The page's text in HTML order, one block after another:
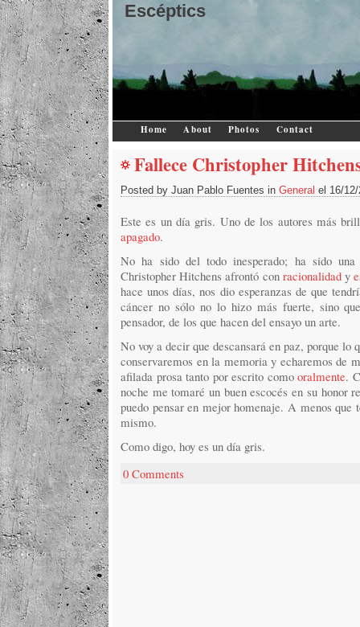
Escéptics
Home About Photos Contact
Fallece Christopher
Posted by Juan Pablo Fuentes in General el 16/12/
Este es un día gris. Uno de los autores más
apagado.
No ha sido del todo inesperado; ha sido
Christopher Hitchens afrontó con racionalidady
hace unos días, nos dio esperanzas de que
cáncer no sólo no lo hizo más fuerte, sino
pensador, de los que hacen del ensayo un arte.
No voy a decir que descansará en paz, porque lo
conservaremos en la memoria y echaremos de
afilada prosa tanto por escrito comooralmente.
noche me tomaré un buen escocés en su honor
puedo pensar en mejor homenaje. A menos
mismo.
Como digo, hoy es un día gris.
0 Comments